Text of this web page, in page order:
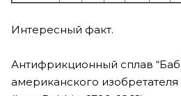
Интересный факт.
Антифрикционный сплав
американского